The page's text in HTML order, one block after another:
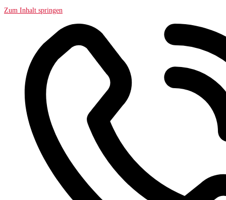
Zum Inhalt springen